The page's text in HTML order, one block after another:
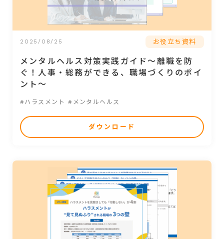
2025/08/25 お役立ち資料
メンタルヘルス対策実践ガイド～離職を防
ぐ！人事・総務ができる、職場づくりのポイ
ント～
#ハラスメント #メンタルヘルス
ダウンロード